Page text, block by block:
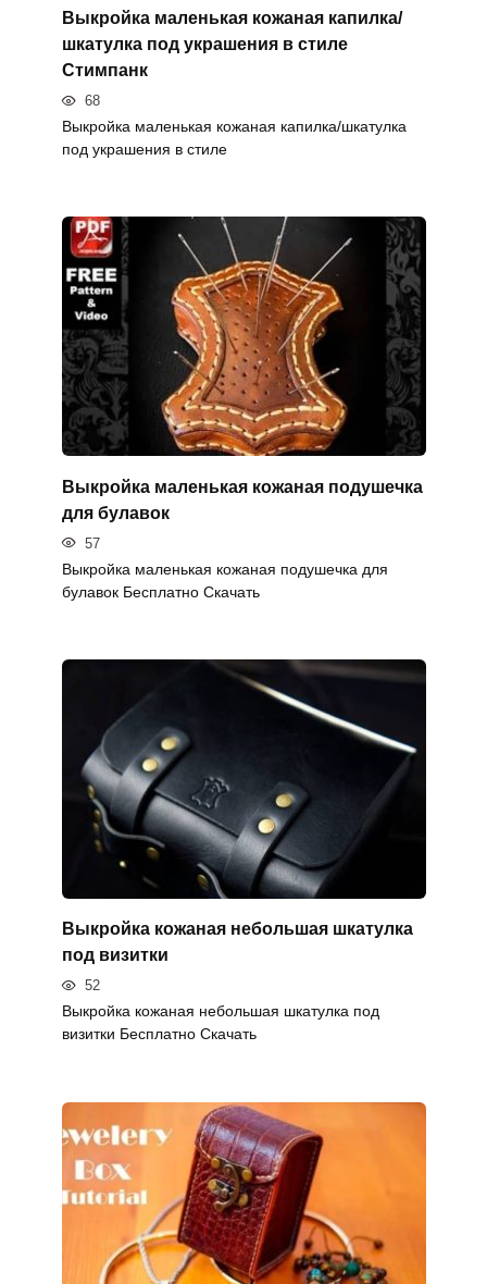
Выкройка маленькая кожаная капилка/
шкатулка под украшения в стиле
Стимпанк
68
Выкройка маленькая кожаная капилка/шкатулка
под украшения в стиле
Выкройка маленькая кожаная подушечка
для булавок
57
Выкройка маленькая кожаная подушечка для
булавок Бесплатно Скачать
Выкройка кожаная небольшая шкатулка
под визитки
52
Выкройка кожаная небольшая шкатулка под
визитки Бесплатно Скачать